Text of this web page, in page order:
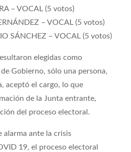
– VOCAL (5 votos)
– VOCAL (5 votos)
SÁNCHEZ – VOCAL (5 votos)
elegidas como
Gobierno, sólo una persona,
aceptó el cargo, lo que
de la Junta entrante,
del proceso electoral.
alarma ante la crisis
19, el proceso electoral